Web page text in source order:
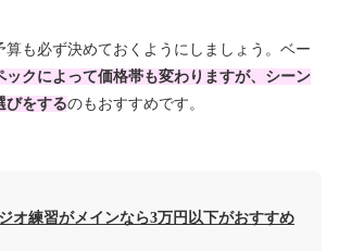
算も必ず決めておくようにしましょう。ベー
ックによって価格帯も変わりますが、シーン
びをするのもおすすめです。
オ練習がメインなら3万円以下がおすすめ